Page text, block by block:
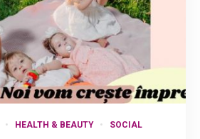
HEALTH & BEAUTY SOCIAL